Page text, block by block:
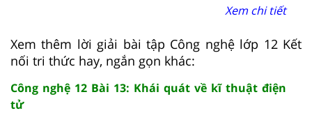
Xem chi tiết
Xem thêm lời giải bài tập Công nghệ lớp 12 Kết
nối tri thức hay, ngắn gọn khác:
Công nghệ 12 Bài 13: Khái quát về kĩ thuật điện
tử